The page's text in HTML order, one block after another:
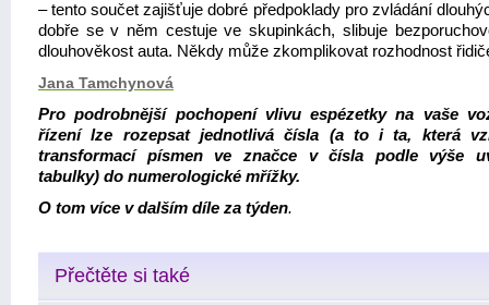
– tento součet zajišťuje dobré předpoklady pro zvládání
dobře se v něm cestuje ve skupinkách, slibuje
dlouhověkost auta. Někdy může zkomplikovat rozhodnost
Jana Tamchynová
Pro podrobnější pochopení vlivu espézetky na vaše
řízení lze rozepsat jednotlivá čísla (a to i ta, která
transformací písmen ve značce v čísla podle výše
tabulky) do numerologické mřížky.
O tom více v dalším díle za týden.
Přečtěte si také